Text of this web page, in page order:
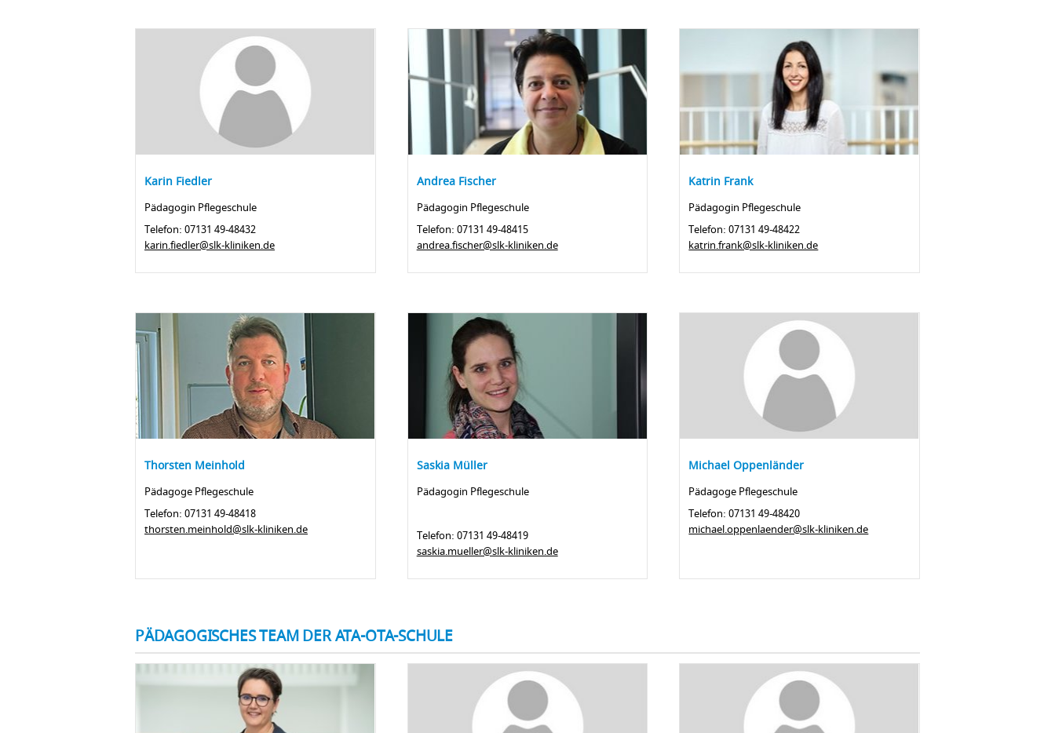
Karin Fiedler
Pädagogin Pflegeschule
Telefon: 07131 49-48432
karin.fiedler@slk-kliniken.de
Andrea Fischer
Pädagogin Pflegeschule
Telefon: 07131 49-48415
andrea.fischer@slk-kliniken.de
Katrin Frank
Pädagogin Pflegeschule
Telefon: 07131 49-48422
katrin.frank@slk-kliniken.de
Thorsten Meinhold
Pädagoge Pflegeschule
Telefon: 07131 49-48418
thorsten.meinhold@slk-kliniken.de
Saskia Müller
Pädagogin Pflegeschule
Telefon: 07131 49-48419
saskia.mueller@slk-kliniken.de
Michael Oppenländer
Pädagoge Pflegeschule
Telefon: 07131 49-48420
michael.oppenlaender@slk-kliniken.de
PÄDAGOGISCHES TEAM DER ATA-OTA-SCHULE